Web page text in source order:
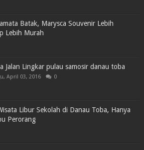
Batak, Marysca Souvenir Lebih
Lebih Murah
Jalan Lingkar pulau samosir danau toba
April 03, 2016 0
Libur Sekolah di Danau Toba, Hanya
Perorang